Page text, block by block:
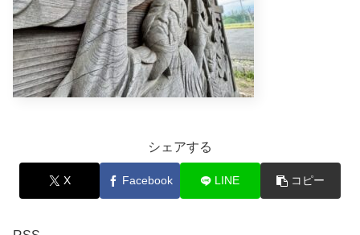
シェアする
X Facebook LINE コピー